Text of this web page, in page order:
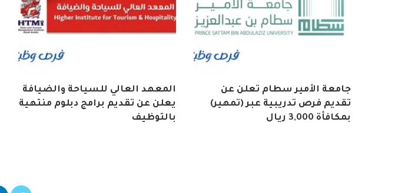
جامعة الأمير سطام تعلن عن
تقديم فرص تدريبية عبر (تمهير)
بمكافأة 3,000 ريال
المعهد العالي للسياحة والضيافة
يعلن عن تقديم برامج دبلوم منتهية
بالتوظيف